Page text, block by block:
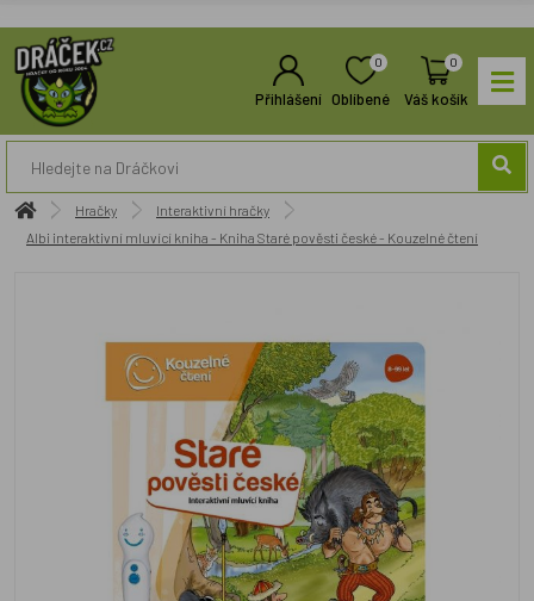
Přihlášení
0
Oblíbené
0
Váš košík
Hračky
Interaktivní hračky
Albi interaktivní mluvící kniha - Kniha Staré pověsti české - Kouzelné čtení